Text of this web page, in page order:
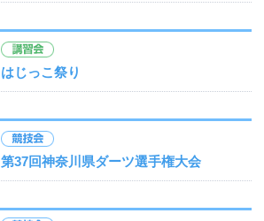
はじっこ祭り
第37回神奈川県ダーツ選手権大会